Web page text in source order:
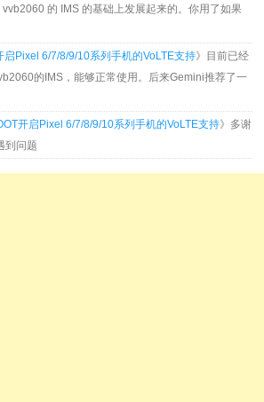
的 IMS 的基础上发展起来的。你用了如果
启Pixel 6/7/8/9/10系列手机的VoLTE支持》目前已经
的IMS，能够正常使用。后来Gemini推荐了一
开启Pixel 6/7/8/9/10系列手机的VoLTE支持》多谢
到问题